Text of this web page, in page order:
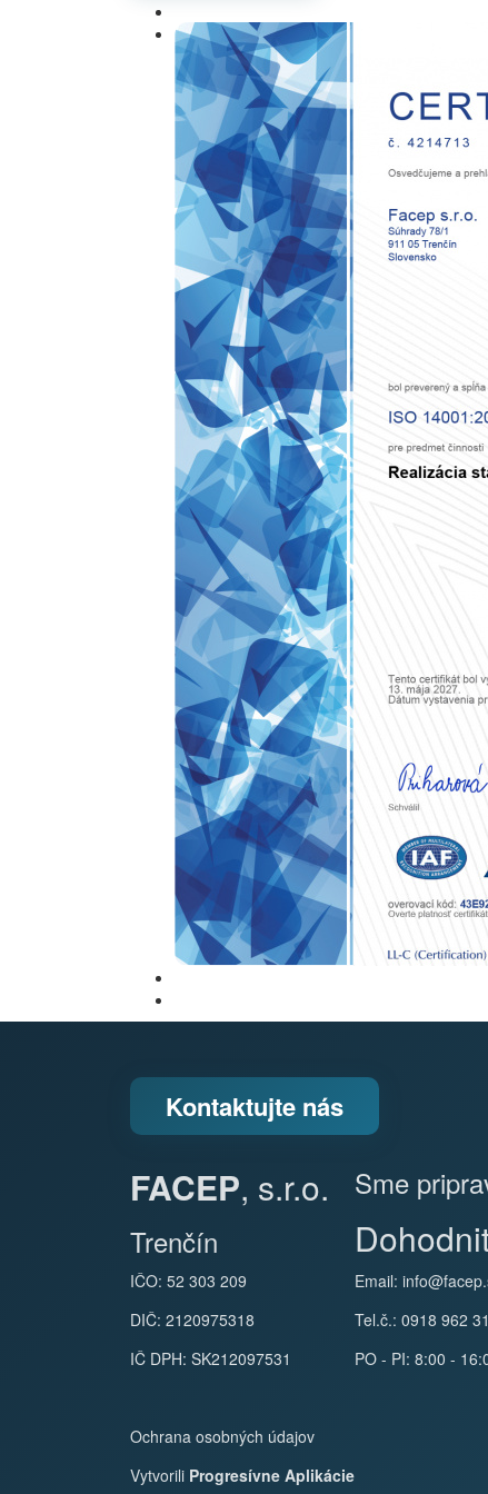
Kontaktujte nás
FACEP, s.r.o.
Trenčín
IČO: 52 303 209
DIČ: 2120975318
IČ DPH: SK212097531
Ochrana osobných údajov
Vytvorili Progresívne Aplikácie
Sme
Email:
Tel.č.: 0918 962
PO - PI: 8:00 -